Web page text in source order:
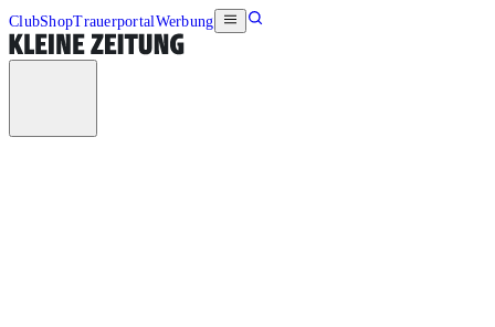
ClubShopTrauerportalWerbung